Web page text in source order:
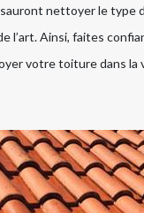
nettoyer le type
l’art. Ainsi, faites
votre toiture dans la